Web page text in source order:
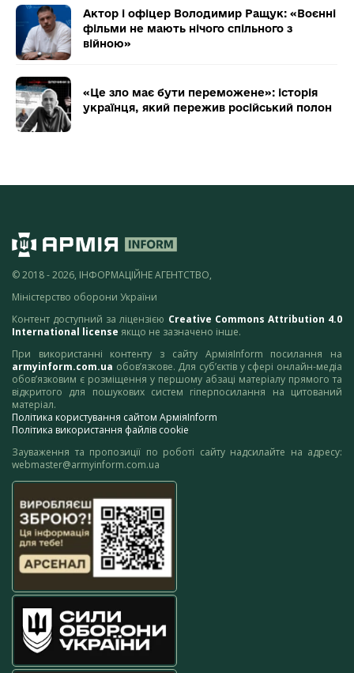
Актор і офіцер Володимир Ращук: «Воєнні
фільми не мають нічого спільного з
війною»
«Це зло має бути переможене»: історія
українця, який пережив російський полон
© 2018 - 2026, ІНФОРМАЦІЙНЕ АГЕНТСТВО,
Міністерство оборони України
Контент доступний за ліцензією Creative Commons Attribution 4.0
International license якщо не зазначено інше.
При використанні контенту з сайту АрміяInform посилання на
armyinform.com.ua обов’язкове. Для суб’єктів у сфері онлайн-медіа
обов’язковим є розміщення у першому абзаці матеріалу прямого та
відкритого для пошукових систем гіперпосилання на цитований
матеріал.
Політика користування сайтом АрміяInform
Політика використання файлів cookie
Зауваження та пропозиції по роботі сайту надсилайте на адресу:
webmaster@armyinform.com.ua